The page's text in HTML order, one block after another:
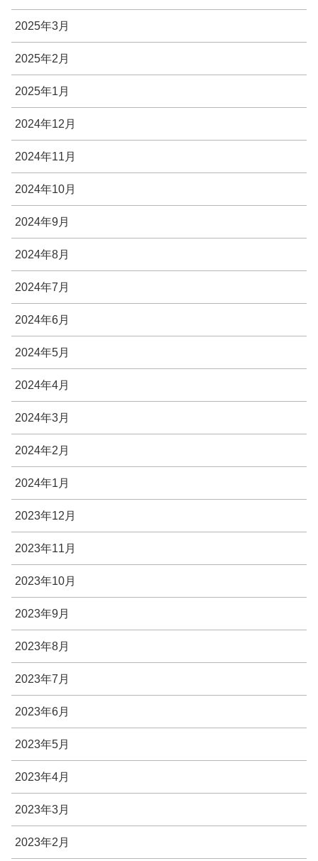
2025年3月
2025年2月
2025年1月
2024年12月
2024年11月
2024年10月
2024年9月
2024年8月
2024年7月
2024年6月
2024年5月
2024年4月
2024年3月
2024年2月
2024年1月
2023年12月
2023年11月
2023年10月
2023年9月
2023年8月
2023年7月
2023年6月
2023年5月
2023年4月
2023年3月
2023年2月